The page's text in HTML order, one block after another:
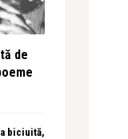
de
biciuită,